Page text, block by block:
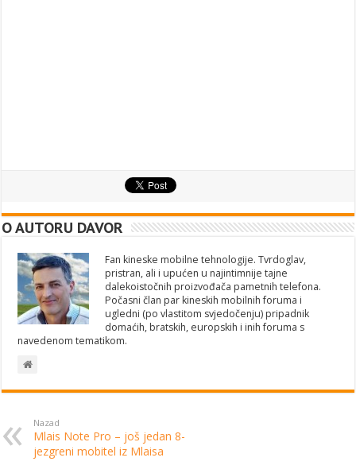
O AUTORU DAVOR
Fan kineske mobilne tehnologije. Tvrdoglav,
pristran, ali i upućen u najintimnije tajne
dalekoistočnih proizvođača pametnih telefona.
Počasni član par kineskih mobilnih foruma i
ugledni (po vlastitom svjedočenju) pripadnik
domaćih, bratskih, europskih i inih foruma s
navedenom tematikom.
Nazad
Mlais Note Pro – još jedan 8-
jezgreni mobitel iz Mlaisa